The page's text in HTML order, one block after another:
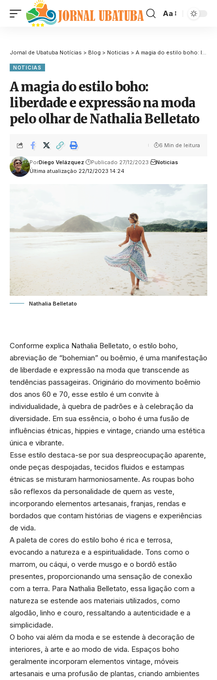
Aa
Jornal de Ubatuba Notícias > Blog > Noticias > A magia do estilo boho: liberdade e expressão na moda pelo olhar de Nathalia Belletato
NOTICIAS
A magia do estilo boho:
liberdade e expressão na moda
pelo olhar de Nathalia Belletato
Última atualização 22/12/2023 14:24
PorDiego Velázquez Publicado 27/12/2023 Noticias
6 Min de leitura
Nathalia Belletato
Conforme explica Nathalia Belletato, o estilo boho,
abreviação de “bohemian” ou boêmio, é uma manifestação
de liberdade e expressão na moda que transcende as
tendências passageiras. Originário do movimento boêmio
dos anos 60 e 70, esse estilo é um convite à
individualidade, à quebra de padrões e à celebração da
diversidade. Em sua essência, o boho é uma fusão de
influências étnicas, hippies e vintage, criando uma estética
única e vibrante.
Esse estilo destaca-se por sua despreocupação aparente,
onde peças despojadas, tecidos fluidos e estampas
étnicas se misturam harmoniosamente. As roupas boho
são reflexos da personalidade de quem as veste,
incorporando elementos artesanais, franjas, rendas e
bordados que contam histórias de viagens e experiências
de vida.
A paleta de cores do estilo boho é rica e terrosa,
evocando a natureza e a espiritualidade. Tons como o
marrom, ou cáqui, o verde musgo e o bordô estão
presentes, proporcionando uma sensação de conexão
com a terra. Para Nathalia Belletato, essa ligação com a
natureza se estende aos materiais utilizados, como
algodão, linho e couro, ressaltando a autenticidade e a
simplicidade.
O boho vai além da moda e se estende à decoração de
interiores, à arte e ao modo de vida. Espaços boho
geralmente incorporam elementos vintage, móveis
artesanais e uma profusão de plantas, criando ambientes